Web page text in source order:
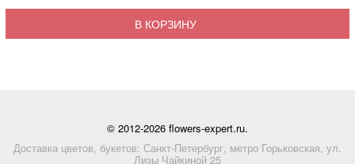
В КОРЗИНУ
© 2012-2026 flowers-expert.ru.
Доставка цветов, букетов: Санкт-Петербург, метро Горьковская, ул.
Лизы Чайкиной 25